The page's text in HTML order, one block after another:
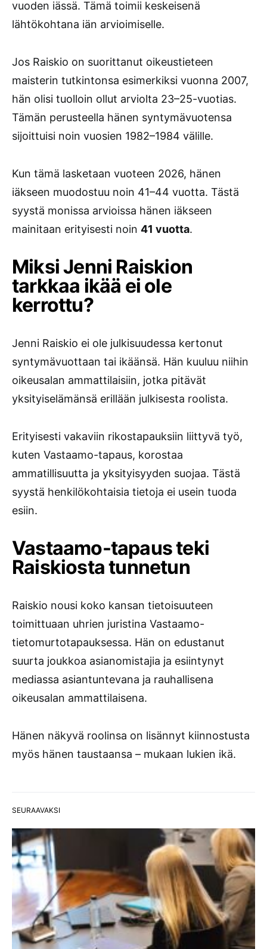
SEURAAVAKSI
vuoden iässä. Tämä toimii keskeisenä
lähtökohtana iän arvioimiselle.
Jos Raiskio on suorittanut oikeustieteen
maisterin tutkintonsa esimerkiksi vuonna 2007,
hän olisi tuolloin ollut arviolta 23–25-vuotias.
Tämän perusteella hänen syntymävuotensa
sijoittuisi noin vuosien 1982–1984 välille.
Kun tämä lasketaan vuoteen 2026, hänen
iäkseen muodostuu noin 41–44 vuotta. Tästä
syystä monissa arvioissa hänen iäkseen
mainitaan erityisesti noin 41 vuotta.
Miksi Jenni Raiskion
tarkkaa ikää ei ole
kerrottu?
Jenni Raiskio ei ole julkisuudessa kertonut
syntymävuottaan tai ikäänsä. Hän kuuluu niihin
oikeusalan ammattilaisiin, jotka pitävät
yksityiselämänsä erillään julkisesta roolista.
Erityisesti vakaviin rikostapauksiin liittyvä työ,
kuten Vastaamo-tapaus, korostaa
ammatillisuutta ja yksityisyyden suojaa. Tästä
syystä henkilökohtaisia tietoja ei usein tuoda
esiin.
Vastaamo-tapaus teki
Raiskiosta tunnetun
Raiskio nousi koko kansan tietoisuuteen
toimittuaan uhrien juristina Vastaamo-
tietomurtotapauksessa. Hän on edustanut
suurta joukkoa asianomistajia ja esiintynyt
mediassa asiantuntevana ja rauhallisena
oikeusalan ammattilaisena.
Hänen näkyvä roolinsa on lisännyt kiinnostusta
myös hänen taustaansa – mukaan lukien ikä.